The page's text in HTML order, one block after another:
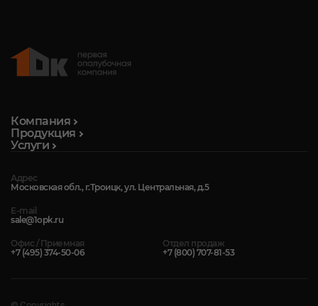
Компания
Продукция
Услуги
Адрес
Московская обл., г.Троицк, ул. Центральная, д.5
E-mail
sale@1opk.ru
Офис / Приемная
+7 (495) 374-50-06
Отдел продаж
+7 (800) 707-81-53